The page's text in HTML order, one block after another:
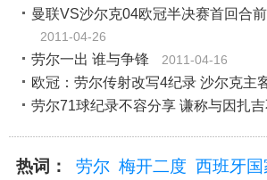
曼联VS沙尔克04欧冠半决赛首回合
2011-04-26
劳尔一出 谁与争锋 2011-04-16
欧冠：劳尔传射改写4纪录 沙尔克主
劳尔71球纪录不容分享 谦称与因扎
热词： 劳尔 梅开二度 西班牙国